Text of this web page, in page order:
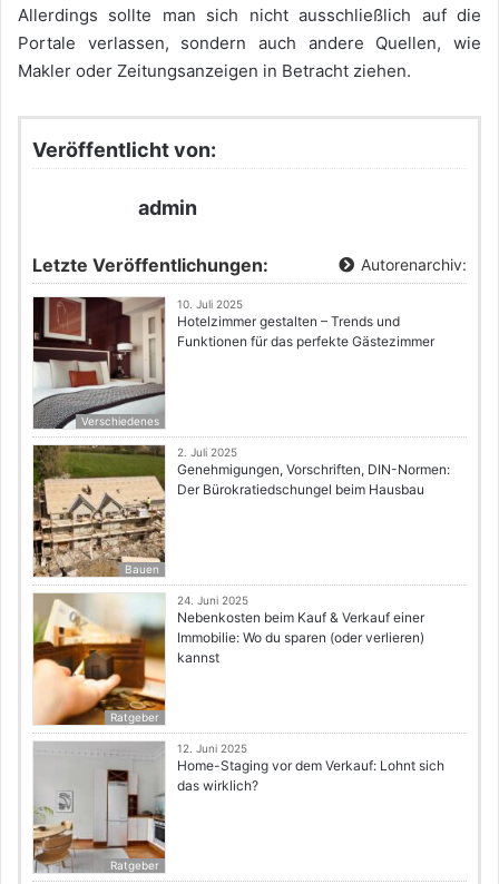
Allerdings sollte man sich nicht ausschließlich auf die
Portale verlassen, sondern auch andere Quellen, wie
Makler oder Zeitungsanzeigen in Betracht ziehen.
Veröffentlicht von:
admin
Letzte Veröffentlichungen: Autorenarchiv:
Verschiedenes
10. Juli 2025
Hotelzimmer gestalten – Trends und
Funktionen für das perfekte Gästezimmer
Bauen
2. Juli 2025
Genehmigungen, Vorschriften, DIN-Normen:
Der Bürokratiedschungel beim Hausbau
Ratgeber
24. Juni 2025
Nebenkosten beim Kauf & Verkauf einer
Immobilie: Wo du sparen (oder verlieren)
kannst
Ratgeber
12. Juni 2025
Home-Staging vor dem Verkauf: Lohnt sich
das wirklich?